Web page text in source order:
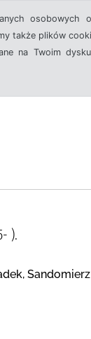
osobowych
także plików
na Twoim
).